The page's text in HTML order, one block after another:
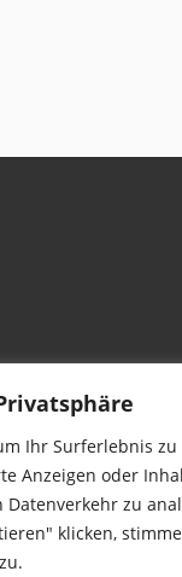
Ihr Surferlebnis zu
Anzeigen oder
zu
klicken,